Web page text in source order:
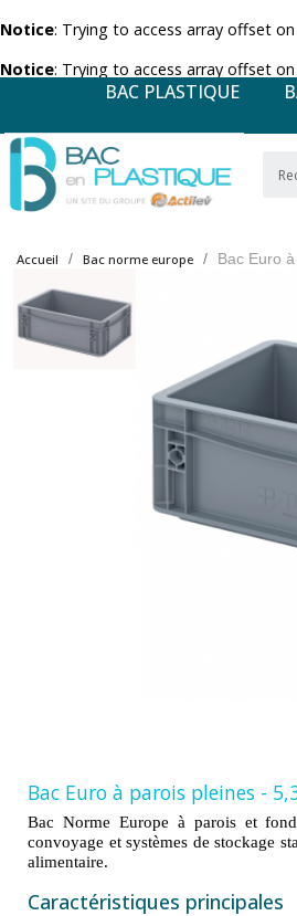
Notice: Trying to access array offset
Notice: Trying to access array offset
BAC PLASTIQUE
Accueil Bac norme europe Bac Euro
Bac Euro à parois pleines -
Bac Norme Europe à parois et
convoyage et systèmes de stockage
alimentaire.
Caractéristiques principales